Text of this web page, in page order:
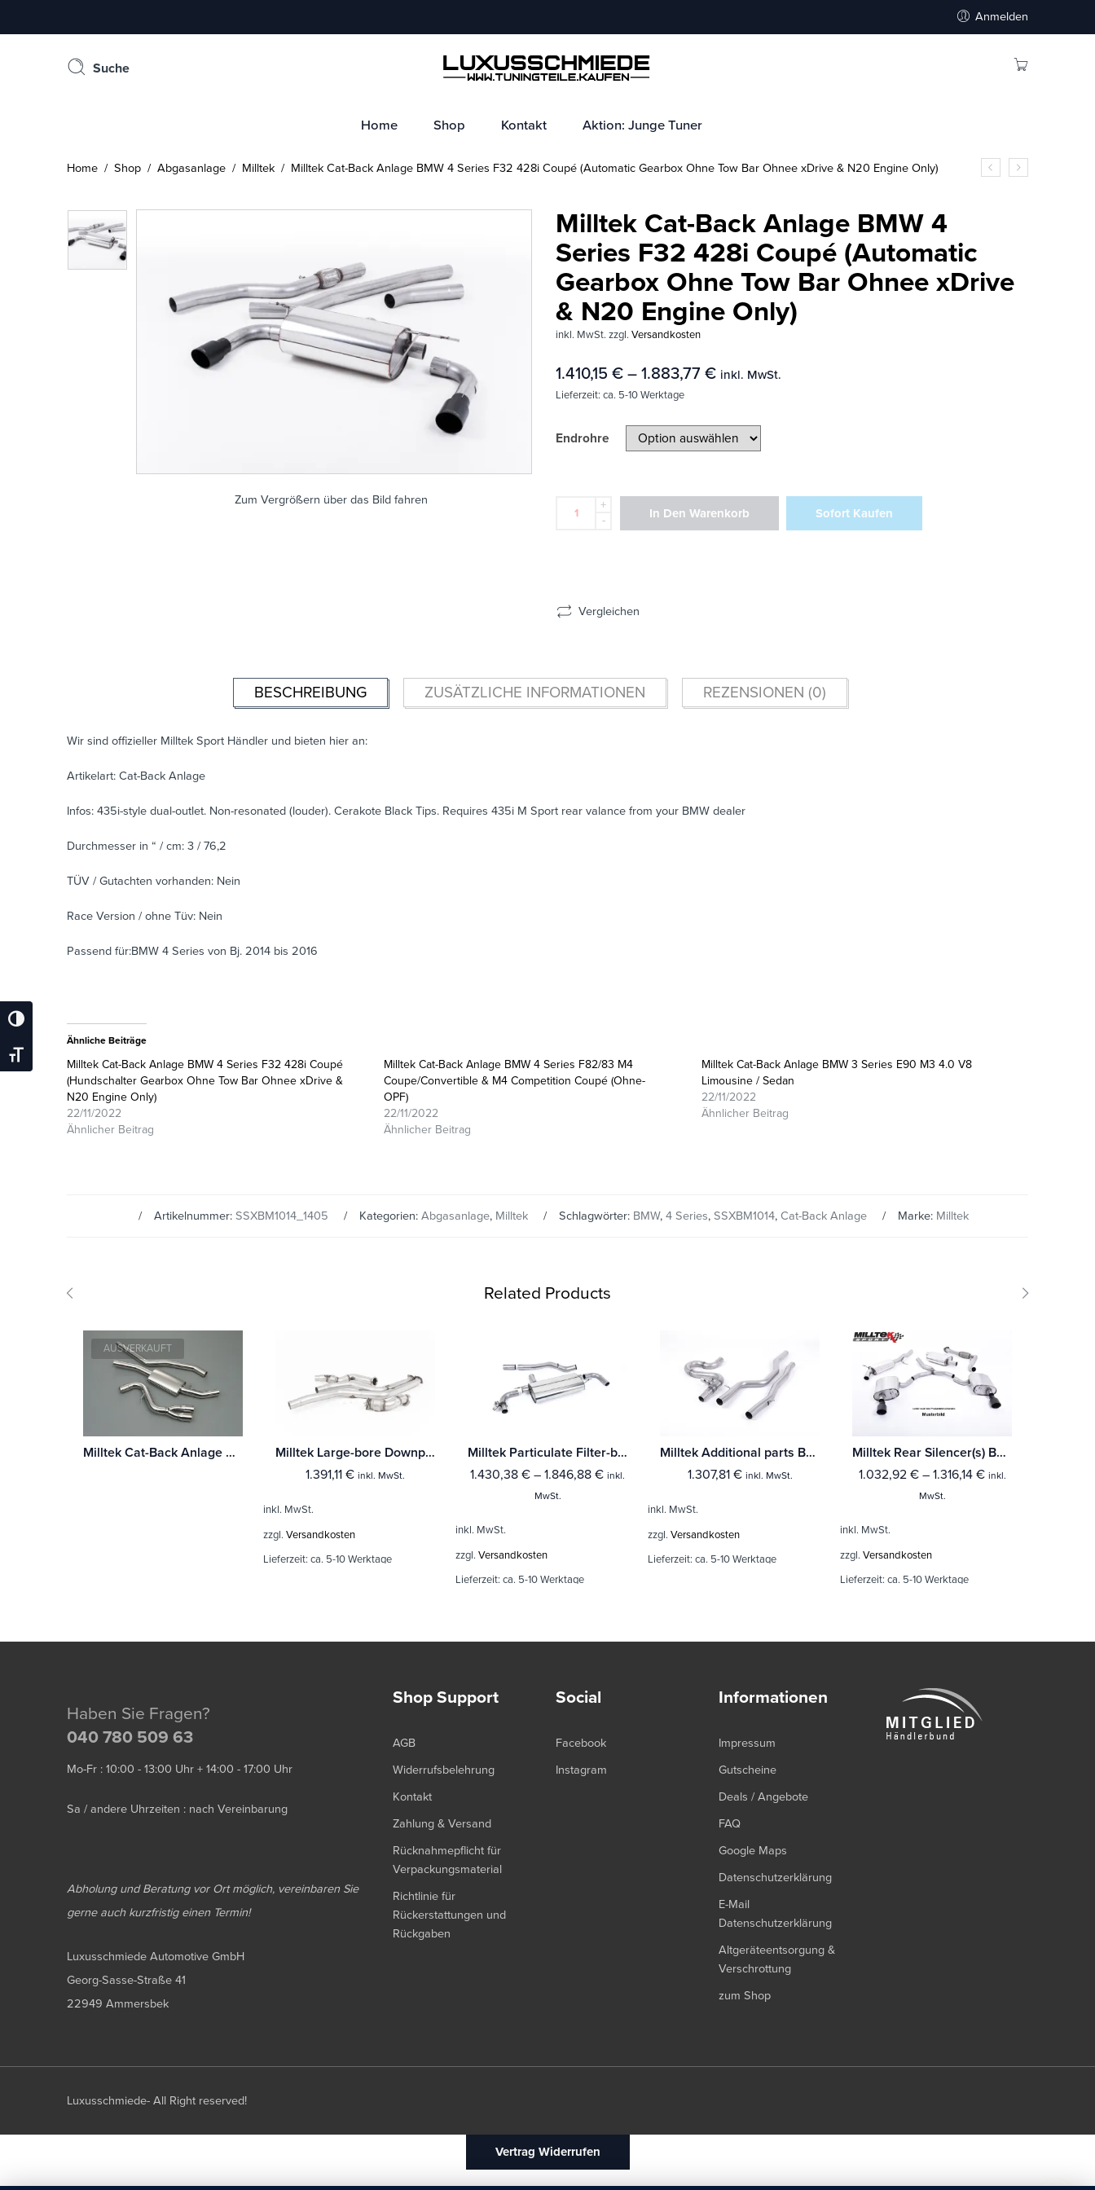
Umschalten Auf Hohe Kontraste
Schrift Vergrößern
Anmelden
Suche
Home Shop Kontakt Aktion: Junge Tuner
Home / Shop / Abgasanlage / Milltek / Milltek Cat-Back Anlage BMW 4 Series F32 428i Coupé (Automatic Gearbox Ohne Tow Bar Ohnee xDrive & N20 Engine Only)
Zum Vergrößern über das Bild fahren
Milltek Cat-Back Anlage BMW 4
Series F32 428i Coupé (Automatic
Gearbox Ohne Tow Bar Ohnee xDrive
& N20 Engine Only)
inkl. MwSt. zzgl. Versandkosten
1.410,15 € – 1.883,77 € inkl. MwSt.
Lieferzeit: ca. 5-10 Werktage
Endrohre
+
-
In Den Warenkorb Sofort Kaufen
Vergleichen
BESCHREIBUNG ZUSÄTZLICHE INFORMATIONEN REZENSIONEN (0)
Wir sind offizieller Milltek Sport Händler und bieten hier an:
Artikelart: Cat-Back Anlage
Infos: 435i-style dual-outlet. Non-resonated (louder). Cerakote Black Tips. Requires 435i M Sport rear valance from your BMW dealer
Durchmesser in “ / cm: 3 / 76,2
TÜV / Gutachten vorhanden: Nein
Race Version / ohne Tüv: Nein
Passend für:BMW 4 Series von Bj. 2014 bis 2016
Ähnliche Beiträge
Milltek Cat-Back Anlage BMW 4 Series F32 428i Coupé
(Hundschalter Gearbox Ohne Tow Bar Ohnee xDrive &
N20 Engine Only)
22/11/2022
Ähnlicher Beitrag
Milltek Cat-Back Anlage BMW 4 Series F82/83 M4
Coupe/Convertible & M4 Competition Coupé (Ohne-
OPF)
22/11/2022
Ähnlicher Beitrag
Milltek Cat-Back Anlage BMW 3 Series E90 M3 4.0 V8
Limousine / Sedan
22/11/2022
Ähnlicher Beitrag
Artikelnummer: SSXBM1014_1405 Kategorien: Abgasanlage, Milltek Schlagwörter: BMW, 4 Series, SSXBM1014, Cat-Back Anlage Marke: Milltek
Related Products
AUSVERKAUFT
Milltek Cat-Back Anlage BMW 1 Series 123d M Sport 3-Türer (E81)
Milltek Large-bore Downpipes und Cat Bypass Pipes BMW 2 Series M2 Competition Coupé (F87)
1.391,11 € inkl. MwSt.
inkl. MwSt.
zzgl. Versandkosten
Lieferzeit: ca. 5-10 Werktage
Milltek Particulate Filter-back BMW 1 Series M135i xDrive 5-Türer (F40 OPF/GPF Equipped) Mit TÜV / ECE Zulassung!
1.430,38 € – 1.846,88 € inkl.
MwSt.
inkl. MwSt.
zzgl. Versandkosten
Lieferzeit: ca. 5-10 Werktage
Milltek Additional parts BMW 2 Series M2 Competition Coupé (F87)
1.307,81 € inkl. MwSt.
inkl. MwSt.
zzgl. Versandkosten
Lieferzeit: ca. 5-10 Werktage
Milltek Rear Silencer(s) BMW 1 Series M135i 3 & 5-Türer (F21 & F20 Ohnee xDrive) Mit TÜV / ECE Zulassung!
1.032,92 €– 1.316,14 € inkl.
MwSt.
inkl. MwSt.
zzgl. Versandkosten
Lieferzeit: ca. 5-10 Werktage
Haben Sie Fragen?
040 780 509 63
Mo-Fr : 10:00 - 13:00 Uhr + 14:00 - 17:00 Uhr
Sa / andere Uhrzeiten : nach Vereinbarung
Abholung und Beratung vor Ort möglich, vereinbaren Sie
gerne auch kurzfristig einen Termin!
Luxusschmiede Automotive GmbH
Georg-Sasse-Straße 41
22949 Ammersbek
Shop Support
AGB
Widerrufsbelehrung
Kontakt
Zahlung & Versand
Rücknahmepflicht für
Verpackungsmaterial
Richtlinie für
Rückerstattungen und
Rückgaben
Social
Facebook
Instagram
Informationen
Impressum
Gutscheine
Deals / Angebote
FAQ
Google Maps
Datenschutzerklärung
E-Mail
Datenschutzerklärung
Altgeräteentsorgung &
Verschrottung
zum Shop
Luxusschmiede- All Right reserved!
Vertrag Widerrufen